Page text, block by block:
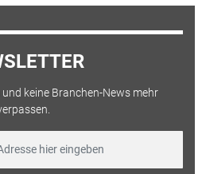
keine Branchen-News mehr